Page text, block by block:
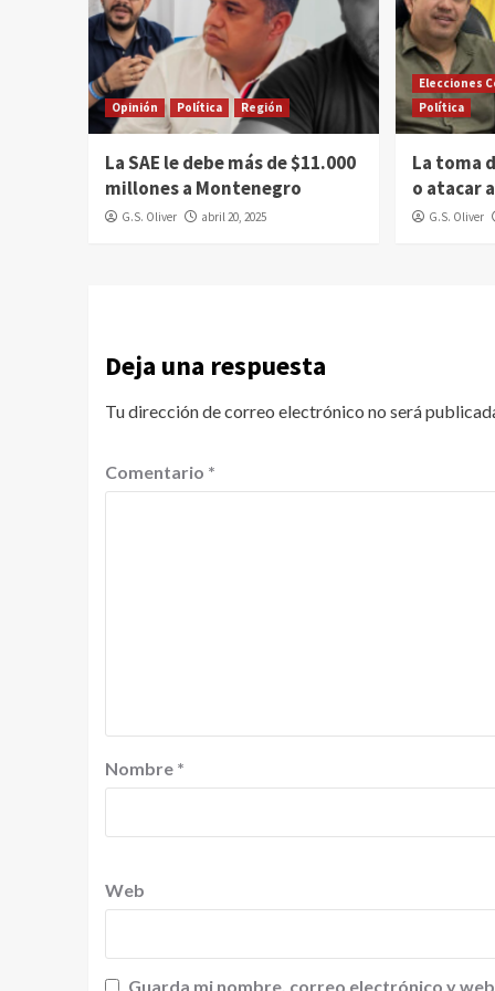
Opinión Política Región
La SAE le debe más de $11.000
millones a Montenegro
G.S. Oliver abril 20, 2025
Elecciones
Política
La toma
o atacar
G.S. Oliver
Deja una respuesta
Tu dirección de correo electrónico no será
Comentario *
Nombre *
Web
Guarda mi nombre, correo electrónico y